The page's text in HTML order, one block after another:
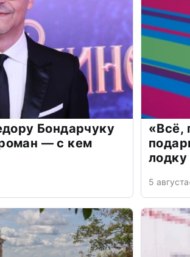
Бондарчуку
— с кем
«Всё,
лодку
5 августа